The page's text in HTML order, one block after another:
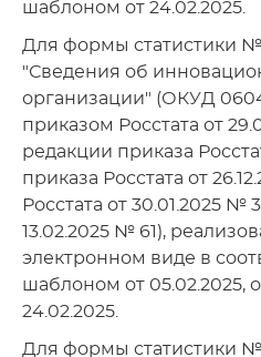
шаблоном от 24.02.2025.
Для формы статистики
"Сведения об
организации" (ОКУД
приказом Росстата от
редакции приказа
приказа Росстата от
Росстата от 30.01.2025 №
13.02.2025 № 61),
электронном виде в
шаблоном от 05.02.2025,
24.02.2025.
Для формы статистики